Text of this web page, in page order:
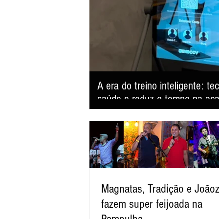
Magnatas, Tradição e
fazem super feijoada na
A era do treino inteligente:
saúde e reduz o tempo na
entregar performance, emagrecimento e